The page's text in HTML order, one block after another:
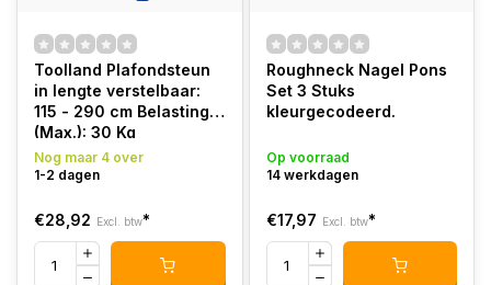
Toolland Plafondsteun
in lengte verstelbaar:
115 - 290 cm Belasting
(Max.): 30 Kg
Nog maar 4 over
1-2 dagen
€28,92 Excl. btw*
Roughneck Nagel Pons
Set 3 Stuks
kleurgecodeerd.
Op voorraad
14 werkdagen
€17,97 Excl. btw*